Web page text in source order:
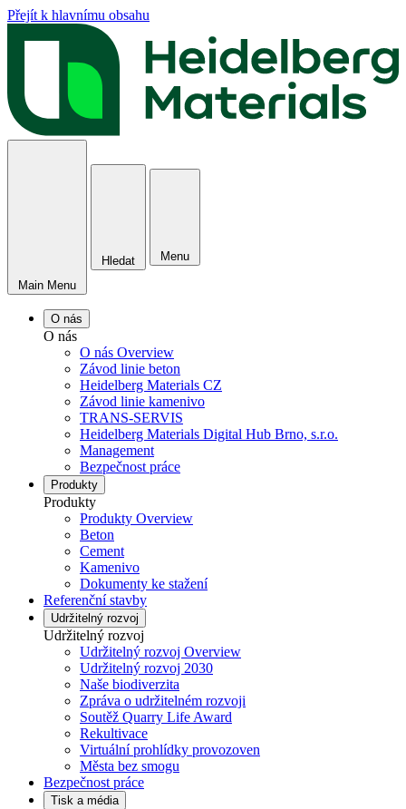
Přejít k hlavnímu obsahu
Main Menu
Hledat Menu
O nás
O nás
O nás Overview
Závod linie beton
Heidelberg Materials CZ
Závod linie kamenivo
TRANS-SERVIS
Heidelberg Materials Digital Hub Brno, s.r.o.
Management
Bezpečnost práce
Produkty
Produkty
Produkty Overview
Beton
Cement
Kamenivo
Dokumenty ke stažení
Referenční stavby
Udržitelný rozvoj
Udržitelný rozvoj
Udržitelný rozvoj Overview
Udržitelný rozvoj 2030
Naše biodiverzita
Zpráva o udržitelném rozvoji
Soutěž Quarry Life Award
Rekultivace
Virtuální prohlídky provozoven
Města bez smogu
Bezpečnost práce
Tisk a média